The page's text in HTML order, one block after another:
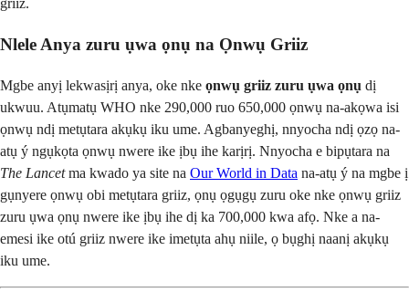
griiz.
Nlele Anya zuru ụwa ọnụ na Ọnwụ Griiz
Mgbe anyị lekwasịrị anya, oke nke ọnwụ griiz zuru ụwa ọnụ dị
ukwuu. Atụmatụ WHO nke 290,000 ruo 650,000 ọnwụ na-akọwa isi
ọnwụ ndị metụtara akụkụ iku ume. Agbanyeghị, nnyocha ndị ọzọ na-
atụ ý ngụkọta ọnwụ nwere ike ịbụ ihe karịrị. Nnyocha e bipụtara na
The Lancetma kwado ya site na Our World in Data na-atụ ý na mgbe ị
gụnyere ọnwụ obi metụtara griiz, ọnụ ọgụgụ zuru oke nke ọnwụ griiz
zuru ụwa ọnụ nwere ike ịbụ ihe dị ka 700,000 kwa afọ. Nke a na-
emesi ike otú griiz nwere ike imetụta ahụ niile, ọ bụghị naanị akụkụ
iku ume.